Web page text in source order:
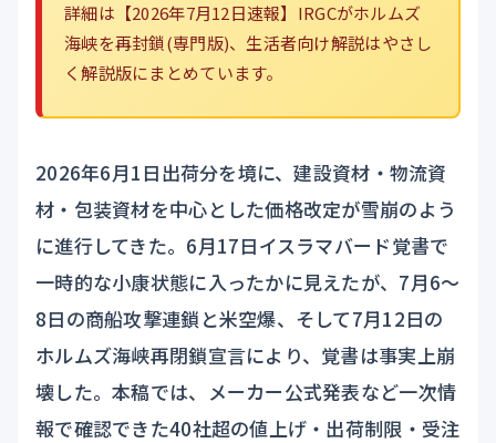
詳細は 【2026年7月12日速報】IRGCがホルムズ
海峡を再封鎖(専門版)、生活者向け解説はやさし
く解説版にまとめています。
2026年6月1日出荷分を境に、建設資材・物流資
材・包装資材を中心とした価格改定が雪崩のよう
に進行してきた。6月17日イスラマバード覚書で
一時的な小康状態に入ったかに見えたが、7月6〜
8日の商船攻撃連鎖と米空爆、そして7月12日の
ホルムズ海峡再閉鎖宣言により、覚書は事実上崩
壊した。本稿では、メーカー公式発表など一次情
報で確認できた40社超の値上げ・出荷制限・受注